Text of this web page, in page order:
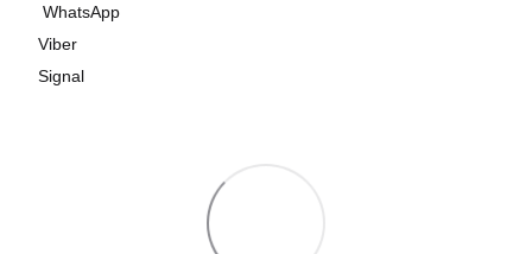
WhatsApp
Viber
Signal